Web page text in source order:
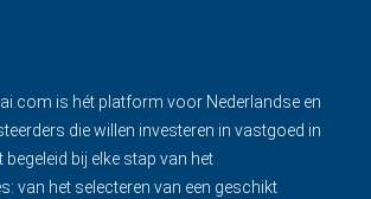
is hét platform voor Nederlandse en
die willen investeren in vastgoed in
begeleid bij elke stap van het
van het selecteren van een geschikt